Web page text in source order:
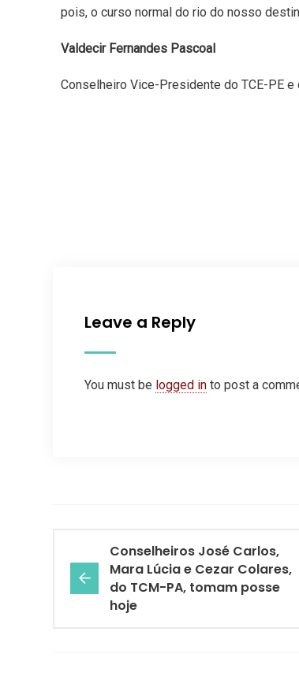
pois, o curso normal do rio do nosso
Valdecir Fernandes Pascoal
Conselheiro Vice-Presidente do TCE-PE e
Leave a Reply
You must be logged in to post a
Conselheiros José Carlos,
Mara Lúcia e Cezar Colares,
do TCM-PA, tomam posse
hoje